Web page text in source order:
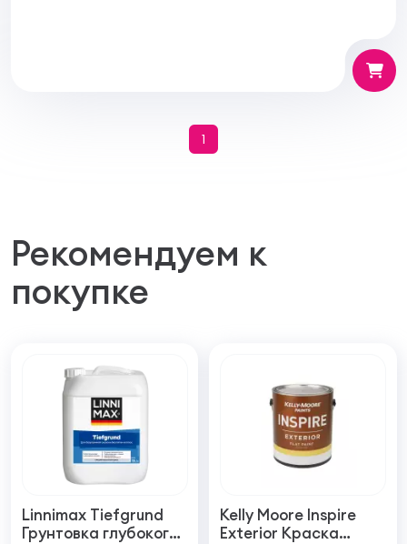
1
Рекомендуем к
покупке
Linnimax Tiefgrund
Грунтовка глубокого
Kelly Moore Inspire
Exterior Краска